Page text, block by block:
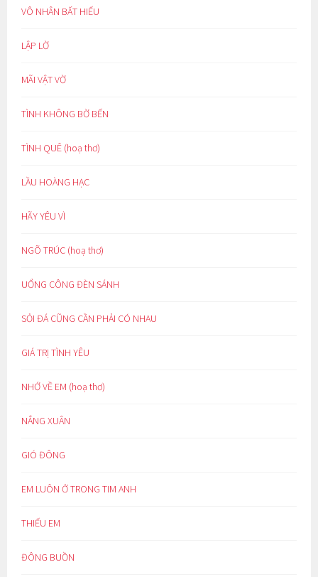
VÔ NHÂN BẤT HIẾU
LẬP LỜ
MÃI VẬT VỜ
TÌNH KHÔNG BỜ BẾN
TÌNH QUÊ (hoạ thơ)
LẦU HOÀNG HẠC
HÃY YÊU VÌ
NGÕ TRÚC (hoạ thơ)
UỔNG CÔNG ĐÈN SÁNH
SỎI ĐÁ CŨNG CẦN PHẢI CÓ NHAU
GIÁ TRỊ TÌNH YÊU
NHỚ VỀ EM (hoạ thơ)
NẮNG XUÂN
GIÓ ĐÔNG
EM LUÔN Ở TRONG TIM ANH
THIẾU EM
ĐÔNG BUỒN